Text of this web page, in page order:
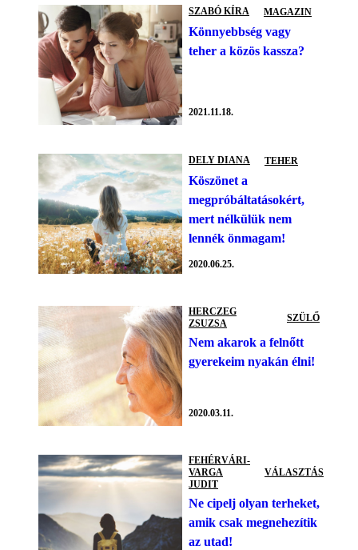
SZABÓ KÍRA MAGAZIN
Könnyebbség vagy
teher a közös kassza?
2021.11.18.
DELY DIANA TEHER
Köszönet a
megpróbáltatásokért,
mert nélkülük nem
lennék önmagam!
2020.06.25.
HERCZEG
ZSUZSA
SZÜLŐ
Nem akarok a felnőtt
gyerekeim nyakán élni!
2020.03.11.
FEHÉRVÁRI-
VARGA
JUDIT
VÁLASZTÁS
Ne cipelj olyan terheket,
amik csak megnehezítik
az utad!